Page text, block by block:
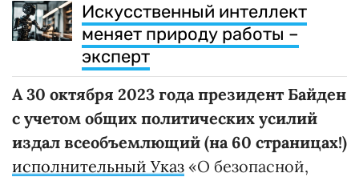
Искусственный интеллект
меняет природу работы –
эксперт
А 30 октября 2023 года президент Байден
с учетом общих политических усилий
издал всеобъемлющий (на 60 страницах!)
исполнительный Указ «О безопасной,